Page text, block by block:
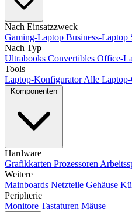
Nach Einsatzzweck
Gaming-Laptop Business-Laptop
Nach Typ
Ultrabooks Convertibles Office-
Tools
Laptop-KonfiguratorAlle Laptop-
Komponenten
Hardware
Grafikkarten Prozessoren
Weitere
Mainboards Netzteile Gehäuse
Peripherie
Monitore Tastaturen Mäuse